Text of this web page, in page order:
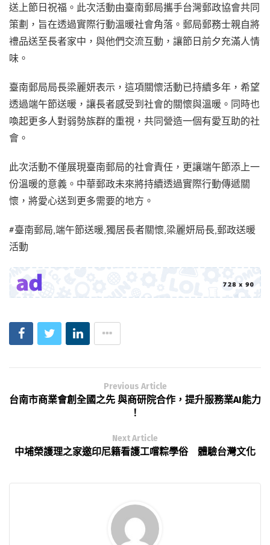
送上節日祝福。此次活動由臺南郵局攜手台灣郵政協會共同
策劃，旨在透過實際行動溫暖社會角落。郵局郵務士親自將
禮品送至長者家中，與他們交流互動，讓節日前夕充滿人情
味。
臺南郵局局長梁麗妍表示，這項關懷活動已持續多年，希望
透過端午節送暖，讓長者感受到社會的關懷與溫暖。同時也
喚起更多人對弱勢族群的重視，共同營造一個有愛互助的社
會。
此次活動不僅展現臺南郵局的社會責任，更讓端午節添上一
份溫暖的意義。中華郵政未來將持續透過實際行動傳遞關
懷，將愛心送到更多需要的地方。
#臺南郵局,端午節送暖,獨居長者關懷,梁麗妍局長,郵政送暖
活動
Previous Article
台南市商業會創全國之先 與商研院合作，提升服務業AI能力
！
Next Article
中埔榮護理之家邀印尼籍看護工嚐粽學俗 體驗台灣文化